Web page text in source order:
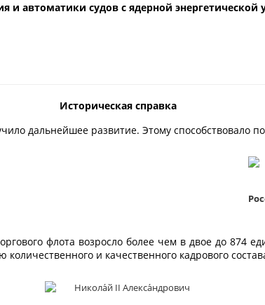
и автоматики судов с ядерной энергетической
Историческая справка
дальнейшее развитие. Этому способствовало
флота возросло более чем в двое до 874
и качественного кадрового